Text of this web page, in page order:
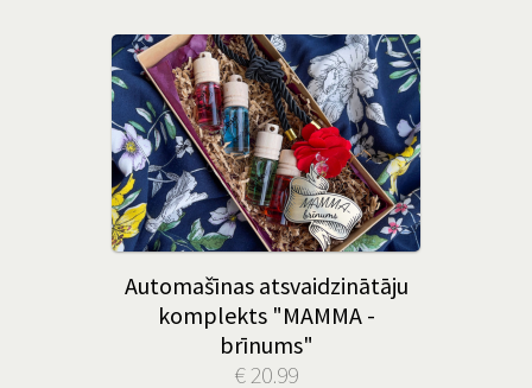
Automašīnas atsvaidzinātāju
komplekts "MAMMA -
brīnums"
€ 20.99